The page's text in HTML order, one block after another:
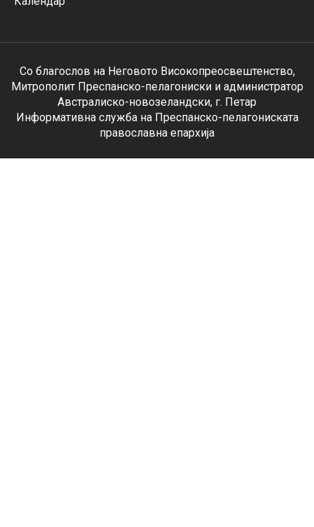
Со благослов на Неговото Високопреосвештенство,
Митрополит Преспанско-пелагониски и администратор
Австралиско-новозеландски, г. Петар
Информативна служба на Преспанско-пелагониската
православна епархија